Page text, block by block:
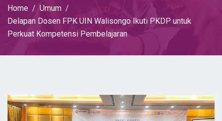
Home
Umum
Delapan Dosen FPK UIN Walisongo Ikuti PKDP untuk
Perkuat Kompetensi Pembelajaran